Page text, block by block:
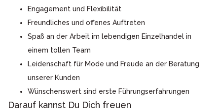
Engagement und Flexibilität
Freundliches und offenes Auftreten
Spaß an der Arbeit im lebendigen Einzelhandel in
einem tollen Team
Leidenschaft für Mode und Freude an der Beratung
unserer Kunden
Wünschenswert sind erste Führungserfahrungen
Darauf kannst Du Dich freuen